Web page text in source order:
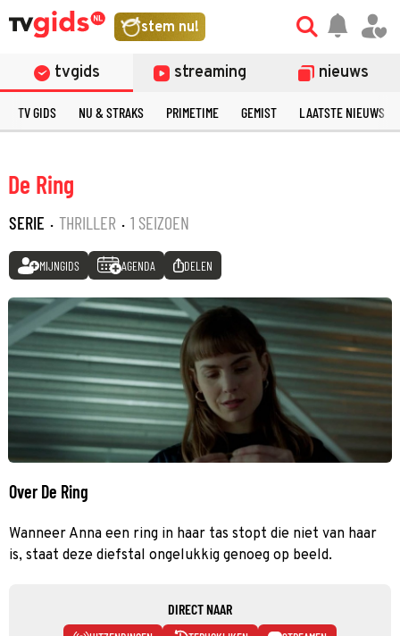
stem nu!
tvgids streaming nieuws
TV GIDS NU & STRAKS PRIMETIME GEMIST LAATSTE NIEUWS
De Ring
SERIE · THRILLER · 1 SEIZOEN
MIJNGIDS AGENDA DELEN
Over De Ring
Wanneer Anna een ring in haar tas stopt die niet van haar
is, staat deze diefstal ongelukkig genoeg op beeld.
DIRECT NAAR